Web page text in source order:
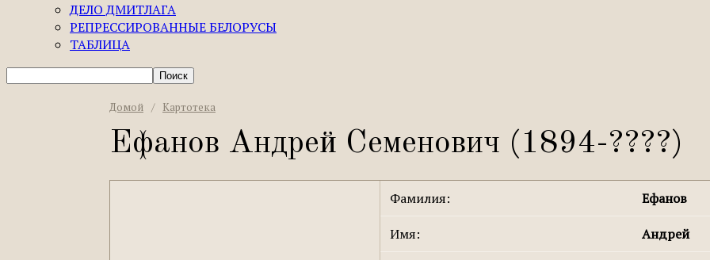
ДЕЛО ДМИТЛАГА
РЕПРЕССИРОВАННЫЕ БЕЛОРУСЫ
ТАБЛИЦА
Домой / Картотека
Ефанов Андрей Семенович (1894-????)
Фамилия: Ефанов
Имя: Андрей